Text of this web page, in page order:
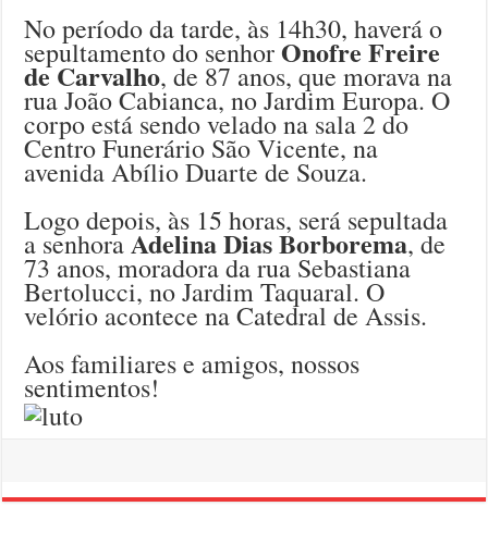
No período da tarde, às 14h30, haverá o
sepultamento do senhorOnofre Freire
de Carvalho, de 87 anos, que morava na
rua João Cabianca, no Jardim Europa. O
corpo está sendo velado na sala 2 do
Centro Funerário São Vicente, na
avenida Abílio Duarte de Souza.
Logo depois, às 15 horas, será sepultada
a senhoraAdelina Dias Borborema, de
73 anos, moradora da rua Sebastiana
Bertolucci, no Jardim Taquaral. O
velório acontece na Catedral de Assis.
Aos familiares e amigos, nossos
sentimentos!